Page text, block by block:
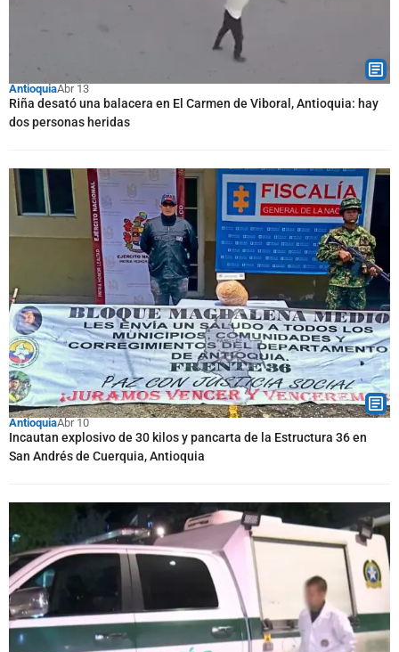
AntioquiaAbr 13
Riña desató una balacera en El Carmen de Viboral, Antioquia: hay
dos personas heridas
AntioquiaAbr 10
Incautan explosivo de 30 kilos y pancarta de la Estructura 36 en
San Andrés de Cuerquia, Antioquia